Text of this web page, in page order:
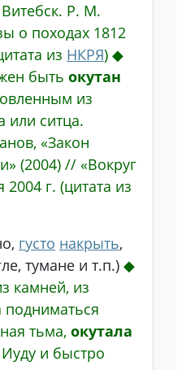
Р. М.
о походах 1812
из НКРЯ) ◆
быть окутан
из
или ситца.
«Закон
(2004) // «Вокруг
2004 г. (цитата из
густо накрыть,
тумане и т.п.) ◆
камней, из
подниматься
тьма, окутала
и быстро